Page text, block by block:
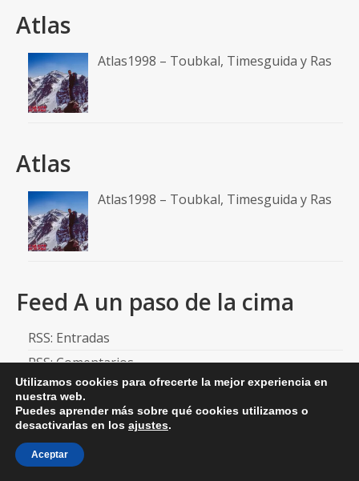
Atlas
Atlas1998 – Toubkal, Timesguida y Ras
Atlas
Atlas1998 – Toubkal, Timesguida y Ras
Feed A un paso de la cima
RSS: Entradas
RSS: Comentarios
© 2026 aunpasodelacima
Utilizamos cookies para ofrecerte la mejor experiencia en
nuestra web.
Puedes aprender más sobre qué cookies utilizamos o
desactivarlas en los ajustes.
Aceptar